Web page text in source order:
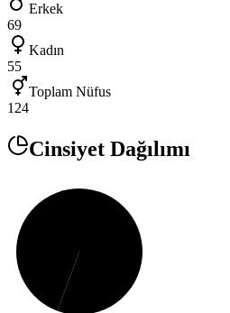
Erkek
69
Kadın
55
Toplam Nüfus
124
Cinsiyet Dağılımı